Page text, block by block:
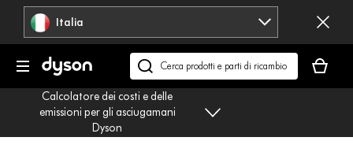
navigazioneItalia
Cerca
su
dyson.it
carrello
è
Calcolatore dei costi e delle
emissioni per gli asciugamani
Dyson